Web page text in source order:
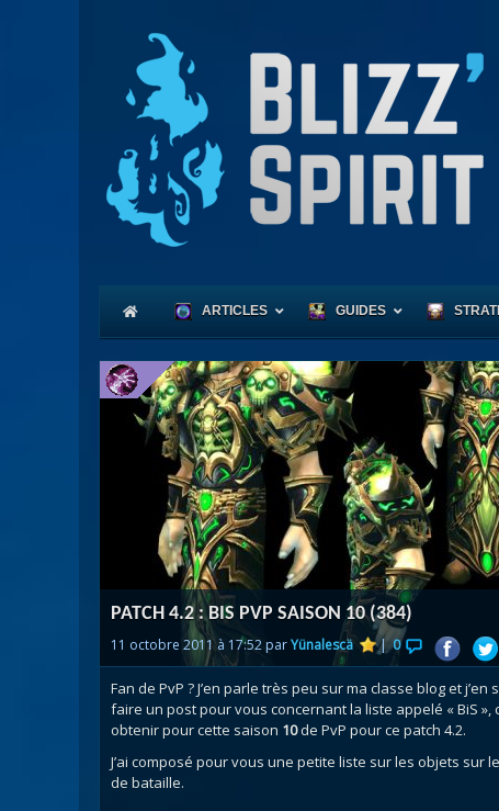
ARTICLES GUIDES
PATCH 4.2 : BIS PVP SAISON 10 (384)
11 octobre 2011 à 17:52 parYünalescä | 0
Fan de PvP ? J’en parle très peu sur ma classe blog et
faire un post pour vous concernant la liste appelé « BiS
obtenir pour cette saison 10de PvP pour ce patch 4.2.
J’ai composé pour vous une petite liste sur les objets sur
de bataille.